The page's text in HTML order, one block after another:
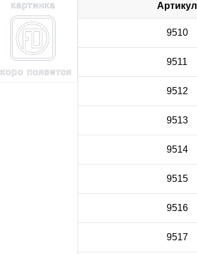
Артикул
9510
9511
9512
9513
9514
9515
9516
9517